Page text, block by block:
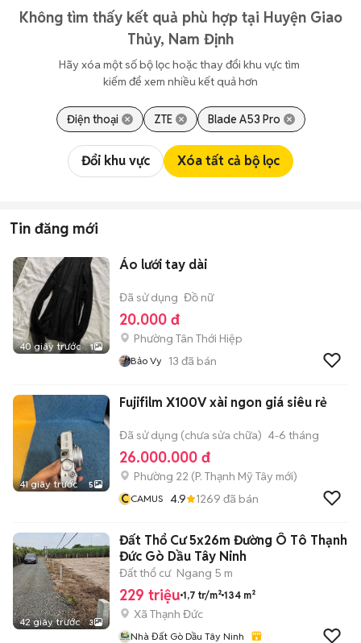
Không tìm thấy kết quả phù hợp tại Huyện Giao
Thủy, Nam Định
Hãy xóa một số bộ lọc hoặc thay đổi khu vực tìm
kiếm để xem nhiều kết quả hơn
Điện thoại ZTE Blade A53 Pro
Đổi khu vực Xóa tất cả bộ lọc
Tin đăng mới
40 giây trước 1
Áo lưới tay dài
Đã sử dụng Đồ nữ
20.000 đ
Phường Tân Thới Hiệp
Bảo Vy 13 đã bán
41 giây trước 5
Fujifilm X100V xài ngon giá siêu rẻ
Đã sử dụng (chưa sửa chữa) 4-6 tháng
26.000.000 đ
Phường 22 (P. Thạnh Mỹ Tây mới)
CCAMUS 4.9 1269 đã bán
42 giây trước 3
Đất Thổ Cư 5x26m Đường Ô Tô Thạnh
Đức Gò Dầu Tây Ninh
Đất thổ cư Ngang 5 m
229 triệu 1,7 tr/m² 134 m²
Xã Thạnh Đức
Nhà Đất Gò Dầu Tây Ninh